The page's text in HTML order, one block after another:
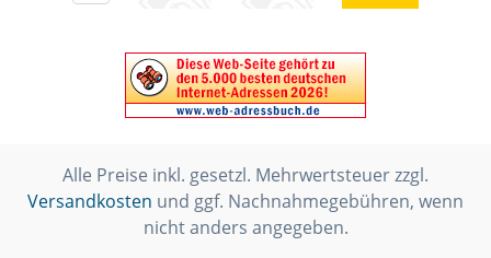
Alle Preise inkl. gesetzl. Mehrwertsteuer zzgl.
Versandkosten und ggf. Nachnahmegebühren, wenn
nicht anders angegeben.